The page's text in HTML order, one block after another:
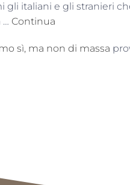
gli italiani e gli stranieri
… Continua
sì, ma non di massa